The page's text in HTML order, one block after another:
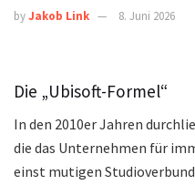
byJakob Link 8. Juni 2026
Die „Ubisoft-Formel“
In den 2010er Jahren
die das Unternehmen für
einst mutigen